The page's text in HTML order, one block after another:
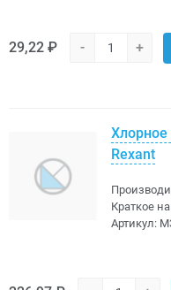
29,22 ₽ - +
Хлорное
Rexant
Краткое
Артикул: